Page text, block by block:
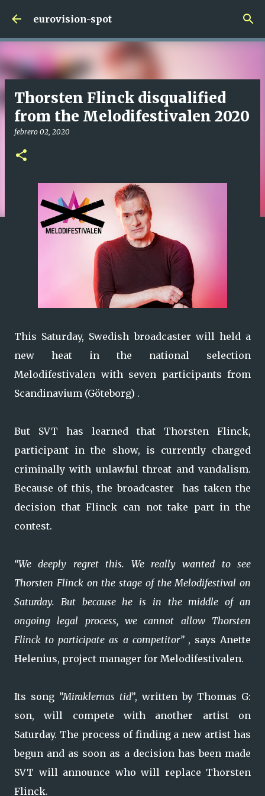
Ir al contenido principal
eurovision-spot
Thorsten Flinck disqualified
from the Melodifestivalen 2020
febrero 02, 2020
This Saturday, Swedish broadcaster will held a
new heat in the national selection
Melodifestivalen with seven participants from
Scandinavium (Göteborg) .
But SVT has learned that Thorsten Flinck,
participant in the show, is currently charged
criminally with unlawful threat and vandalism.
Because of this, the broadcaster has taken the
decision that Flinck can not take part in the
contest.
“We deeply regret this. We really wanted to see
Thorsten Flinck on the stage of the Melodifestival on
Saturday. But because he is in the middle of an
ongoing legal process, we cannot allow Thorsten
Flinck to participate as a competitor”, says Anette
Helenius, project manager for Melodifestivalen.
Its song ”Miraklernas tid”, written by Thomas G:
son, will compete with another artist on
Saturday. The process of finding a new artist has
begun and as soon as a decision has been made
SVT will announce who will replace Thorsten
Flinck.